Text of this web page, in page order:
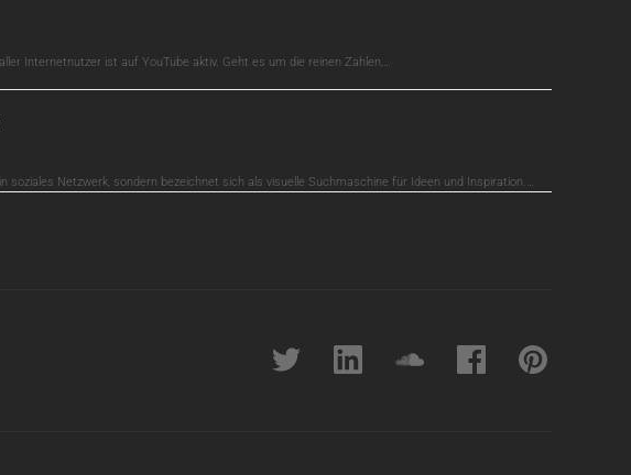
Internetnutzer ist auf YouTube aktiv. Geht es um die reinen Zahlen,…
soziales Netzwerk, sondern bezeichnet sich als visuelle Suchmaschine für Ideen und Inspiration.…
Twitter linkedin soundcloudFacebookpinterest